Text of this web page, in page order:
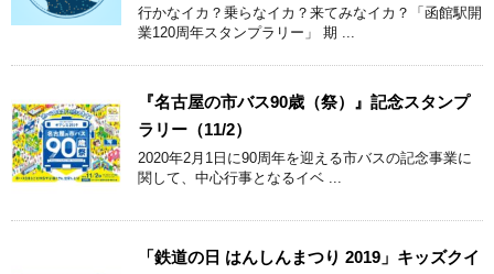
行かなイカ？乗らなイカ？来てみなイカ？「函館駅開
業120周年スタンプラリー」 期 ...
『名古屋の市バス90歳（祭）』記念スタンプ
ラリー（11/2）
2020年2月1日に90周年を迎える市バスの記念事業に
関して、中心行事となるイベ ...
「鉄道の日 はんしんまつり 2019」キッズクイ